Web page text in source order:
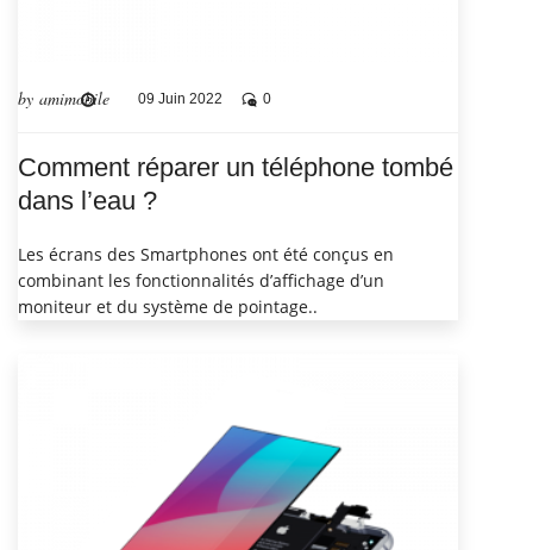
by amimobile 09 Juin 2022 0
Comment réparer un téléphone tombé
dans l’eau ?
Les écrans des Smartphones ont été conçus en
combinant les fonctionnalités d’affichage d’un
moniteur et du système de pointage..